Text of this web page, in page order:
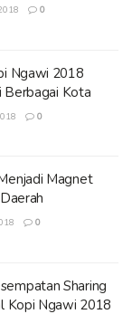
0
Ngawi 2018
Berbagai Kota
0
Magnet
0
Sharing
Kopi Ngawi 2018